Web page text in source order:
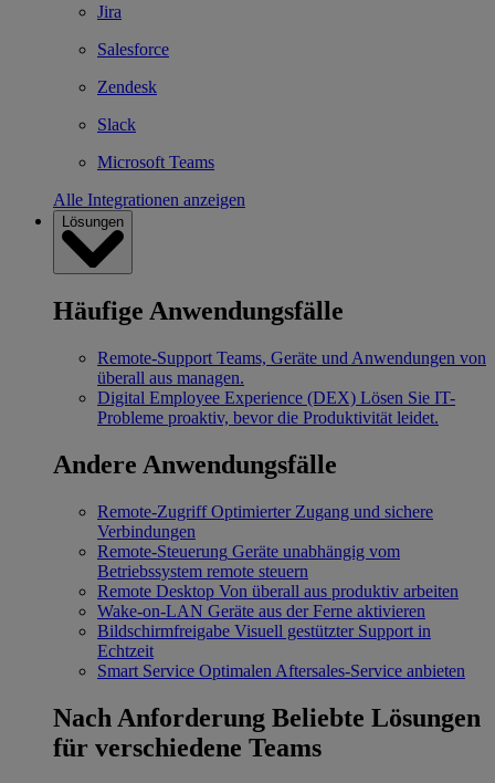
Jira
Salesforce
Zendesk
Slack
Microsoft Teams
Alle Integrationen anzeigen
Lösungen
Häufige Anwendungsfälle
Remote-Support Teams, Geräte und Anwendungen von
überall aus managen.
Digital Employee Experience (DEX) Lösen Sie IT-
Probleme proaktiv, bevor die Produktivität leidet.
Andere Anwendungsfälle
Remote-Zugriff Optimierter Zugang und sichere
Verbindungen
Remote-Steuerung Geräte unabhängig vom
Betriebssystem remote steuern
Remote Desktop Von überall aus produktiv arbeiten
Wake-on-LAN Geräte aus der Ferne aktivieren
Bildschirmfreigabe Visuell gestützter Support in
Echtzeit
Smart Service Optimalen Aftersales-Service anbieten
Nach Anforderung Beliebte Lösungen
für verschiedene Teams